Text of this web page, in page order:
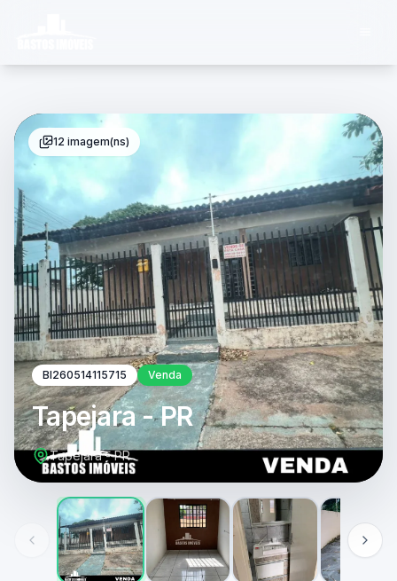
BI260514115715 Venda
Tapejara - PR
Tapejara - PR
12 imagem(ns)